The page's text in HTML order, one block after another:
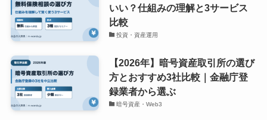
いい？仕組みの理解と3サービス
比較
投資・資産運用
【2026年】暗号資産取引所の選び
方とおすすめ3社比較｜金融庁登
録業者から選ぶ
暗号資産・Web3